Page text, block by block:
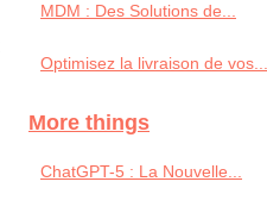
MDM : Des Solutions de...
Optimisez la livraison de vos...
More things
ChatGPT-5 : La Nouvelle...